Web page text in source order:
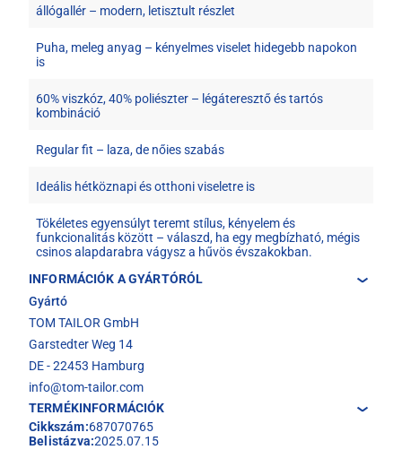
állógallér – modern, letisztult részlet
Puha, meleg anyag – kényelmes viselet hidegebb napokon
is
60% viszkóz, 40% poliészter – légáteresztő és tartós
kombináció
Regular fit – laza, de nőies szabás
Ideális hétköznapi és otthoni viseletre is
Tökéletes egyensúlyt teremt stílus, kényelem és
funkcionalitás között – válaszd, ha egy megbízható, mégis
csinos alapdarabra vágysz a hűvös évszakokban.
INFORMÁCIÓK A GYÁRTÓRÓL
Gyártó
TOM TAILOR GmbH
Garstedter Weg 14
DE - 22453 Hamburg
info@tom-tailor.com
TERMÉKINFORMÁCIÓK
Cikkszám:687070765
Belistázva:2025.07.15